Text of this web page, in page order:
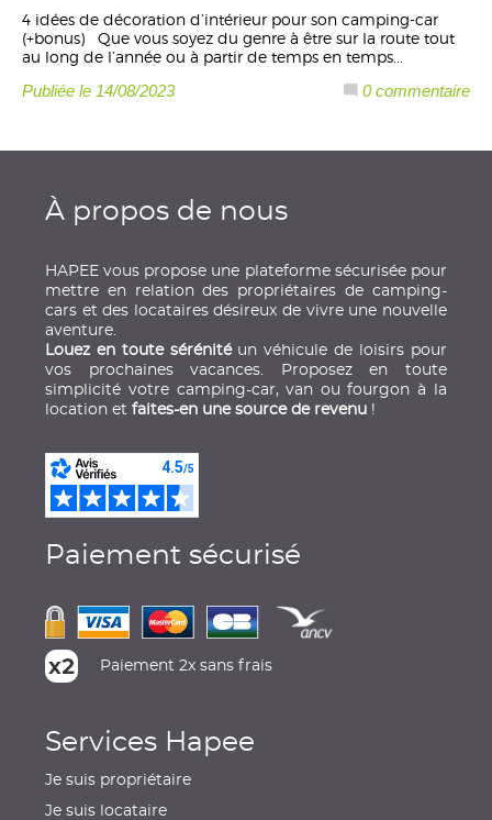
4 idées de décoration d’intérieur pour son camping-car
(+bonus) Que vous soyez du genre à être sur la route tout
au long de l’année ou à partir de temps en temps...
0 commentaire
Publiée le 14/08/2023
À propos de nous
HAPEE vous propose une plateforme sécurisée pour
mettre en relation des propriétaires de camping-
cars et des locataires désireux de vivre une nouvelle
aventure.
Louez en toute sérénitéun véhicule de loisirs pour
vos prochaines vacances. Proposez en toute
simplicité votre camping-car, van ou fourgon à la
location etfaites-en une source de revenu !
Paiement sécurisé
Paiement 2x sans frais
Services Hapee
Je suis propriétaire
Je suis locataire